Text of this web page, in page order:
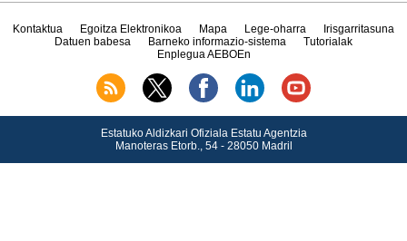
Kontaktua Egoitza Elektronikoa Mapa Lege-oharra
Irisgarritasuna
Datuen babesa
Barneko informazio-sistema
Tutorialak
Enplegua AEBOEn
Estatuko Aldizkari Ofiziala Estatu Agentzia
Manoteras Etorb., 54 - 28050 Madril